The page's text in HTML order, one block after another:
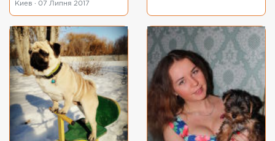
Киев · 07 Липня 2017